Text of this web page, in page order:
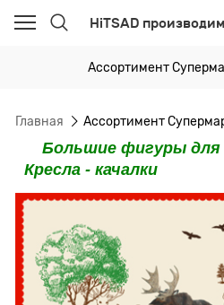
HiTSAD
Ассортимент
Главная Ассортимент
Большие фигуры для
Кресла - качалки